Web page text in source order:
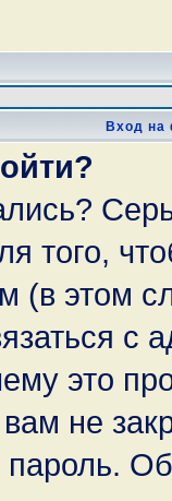
Вход на
того,
(в этом
с
это
не